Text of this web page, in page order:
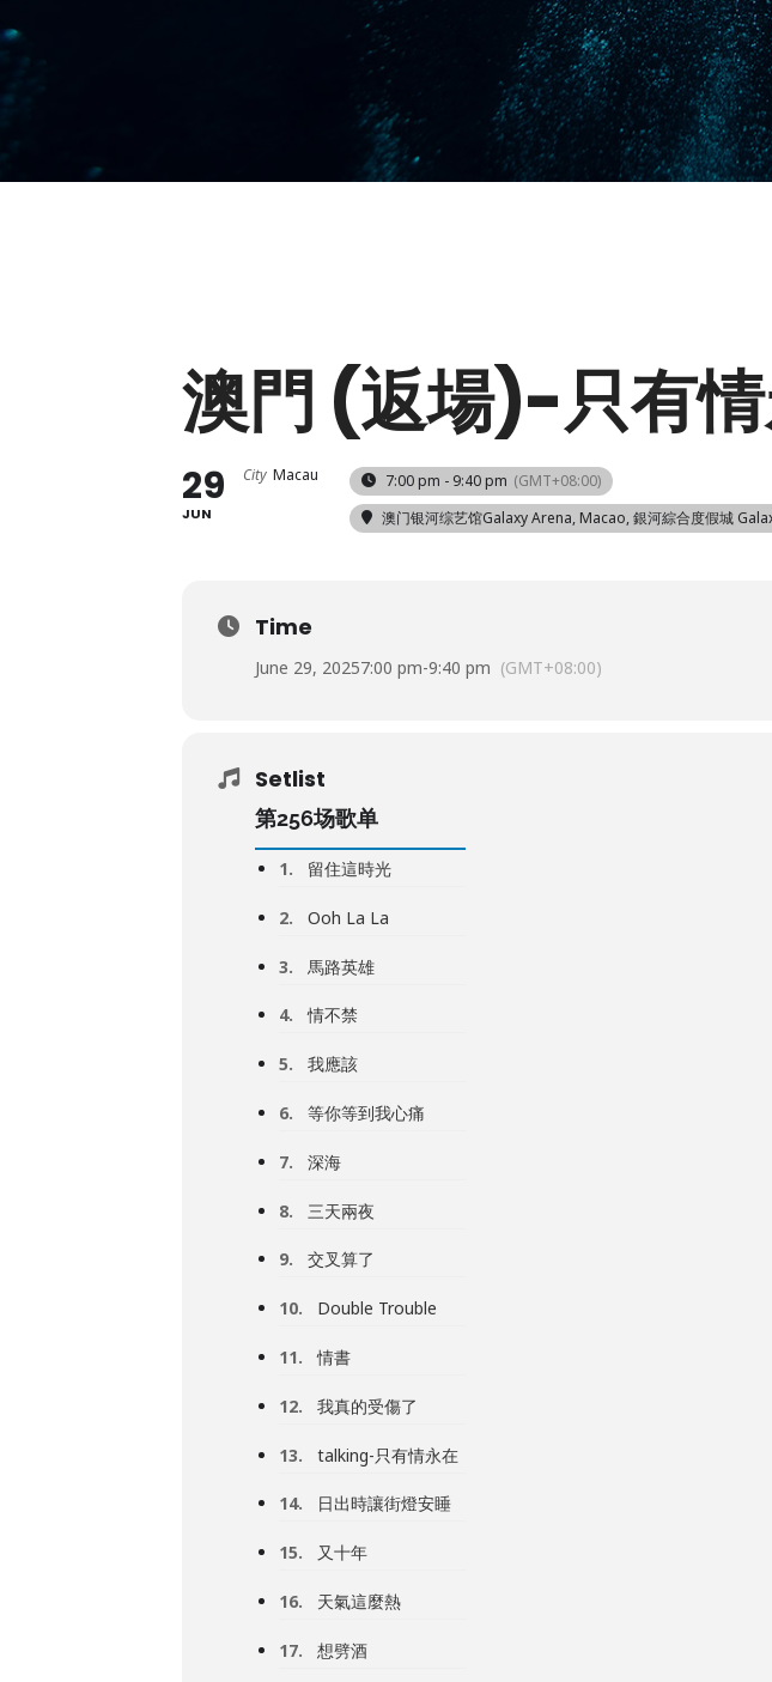
澳門 (返場)-只有
29
JUN
City Macau 7:00 pm - 9:40 pm (GMT+08:00)
澳门银河综艺馆Galaxy Arena, Macao, 銀河綜合度假城
Time
June 29, 20257:00 pm-9:40 pm (GMT+08:00)
Setlist
第256场歌单
1. 留住這時光
2. Ooh La La
3. 馬路英雄
4. 情不禁
5. 我應該
6. 等你等到我心痛
7. 深海
8. 三天兩夜
9. 交叉算了
10. Double Trouble
11. 情書
12. 我真的受傷了
13. talking-只有情永在
14. 日出時讓街燈安睡
15. 又十年
16. 天氣這麼熱
17. 想劈酒